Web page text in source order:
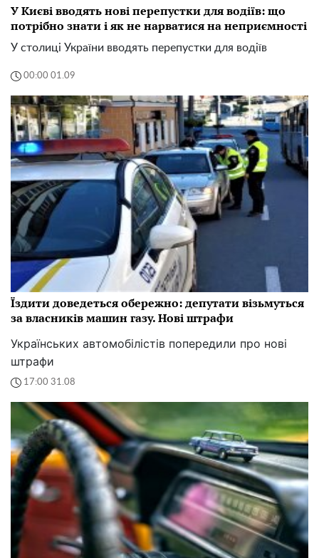
У Києві вводять нові перепустки для водіїв: що
потрібно знати і як не нарватися на неприємності
У столиці України вводять перепустки для водіїв
00:00 01.09
Їздити доведеться обережно: депутати візьмуться
за власників машин газу. Нові штрафи
Українських автомобілістів попередили про нові
штрафи
17:00 31.08